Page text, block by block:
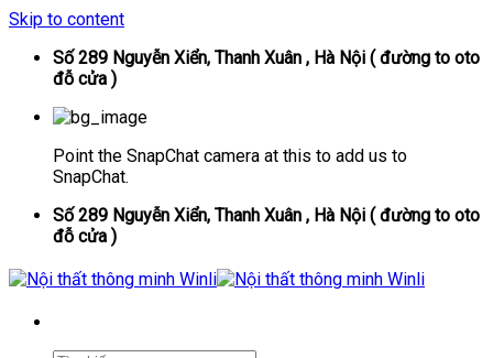
Skip to content
Số 289 Nguyễn Xiển, Thanh Xuân , Hà Nội ( đường to oto
đỗ cửa )
Point the SnapChat camera at this to add us to
SnapChat.
Số 289 Nguyễn Xiển, Thanh Xuân , Hà Nội ( đường to oto
đỗ cửa )